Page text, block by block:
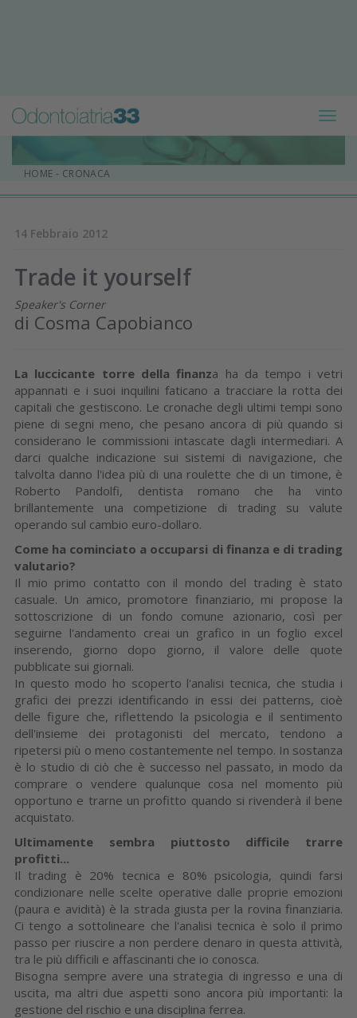
HOME - CRONACA
14 Febbraio 2012
Trade it yourself
Speaker's Corner
di Cosma Capobianco
La luccicante torre della finanza ha da tempo i vetri
appannati e i suoi inquilini faticano a tracciare la rotta dei
capitali che gestiscono. Le cronache degli ultimi tempi sono
piene di segni meno, che pesano ancora di più quando si
considerano le commissioni intascate dagli intermediari. A
darci qualche indicazione sui sistemi di navigazione, che
talvolta danno l'idea più di una roulette che di un timone, è
Roberto Pandolfi, dentista romano che ha vinto
brillantemente una competizione di trading su valute
operando sul cambio euro-dollaro.
Come ha cominciato a occuparsi di finanza e di trading
valutario?
Il mio primo contatto con il mondo del trading è stato
casuale. Un amico, promotore finanziario, mi propose la
sottoscrizione di un fondo comune azionario, così per
seguirne l'andamento creai un grafico in un foglio excel
inserendo, giorno dopo giorno, il valore delle quote
pubblicate sui giornali.
In questo modo ho scoperto l'analisi tecnica, che studia i
grafici dei prezzi identificando in essi dei patterns, cioè
delle figure che, riflettendo la psicologia e il sentimento
dell'insieme dei protagonisti del mercato, tendono a
ripetersi più o meno costantemente nel tempo. In sostanza
è lo studio di ciò che è successo nel passato, in modo da
comprare o vendere qualunque cosa nel momento più
opportuno e trarne un profitto quando si rivenderà il bene
acquistato.
Ultimamente sembra piuttosto difficile trarre
profitti...
Il trading è 20% tecnica e 80% psicologia, quindi farsi
condizionare nelle scelte operative dalle proprie emozioni
(paura e avidità) è la strada giusta per la rovina finanziaria.
Ci tengo a sottolineare che l'analisi tecnica è solo il primo
passo per riuscire a non perdere denaro in questa attività,
tra le più difficili e affascinanti che io conosca.
Bisogna sempre avere una strategia di ingresso e una di
uscita, ma altri due aspetti sono ancora più importanti: la
gestione del rischio e una disciplina ferrea.